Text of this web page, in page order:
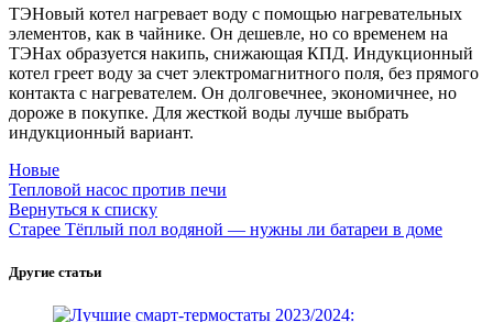
ТЭНовый котел нагревает воду с помощью нагревательных
элементов, как в чайнике. Он дешевле, но со временем на
ТЭНах образуется накипь, снижающая КПД. Индукционный
котел греет воду за счет электромагнитного поля, без прямого
контакта с нагревателем. Он долговечнее, экономичнее, но
дороже в покупке. Для жесткой воды лучше выбрать
индукционный вариант.
Новые
Тепловой насос против печи
Вернуться к списку
Старее Тёплый пол водяной — нужны ли батареи в доме
Другие статьи